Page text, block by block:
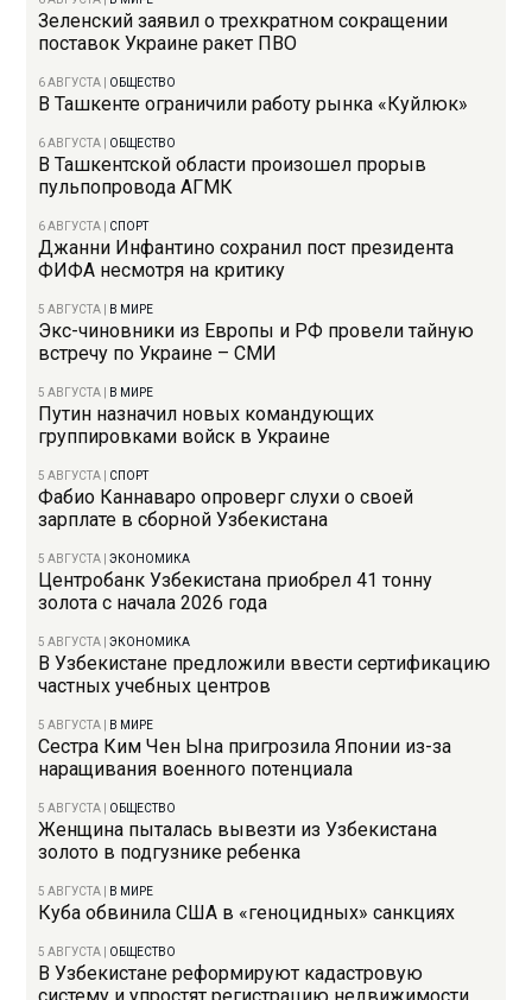
Зеленский заявил о трехкратном сокращении
поставок Украине ракет ПВО
6 АВГУСТА ОБЩЕСТВО
В Ташкенте ограничили работу рынка «Куйлюк»
6 АВГУСТА ОБЩЕСТВО
В Ташкентской области произошел прорыв
пульпопровода АГМК
6 АВГУСТА СПОРТ
Джанни Инфантино сохранил пост президента
ФИФА несмотря на критику
5 АВГУСТА В МИРЕ
Экс-чиновники из Европы и РФ провели тайную
встречу по Украине – СМИ
5 АВГУСТА В МИРЕ
Путин назначил новых командующих
группировками войск в Украине
5 АВГУСТА СПОРТ
Фабио Каннаваро опроверг слухи о своей
зарплате в сборной Узбекистана
5 АВГУСТА |ЭКОНОМИКА
Центробанк Узбекистана приобрел 41 тонну
золота с начала 2026 года
5 АВГУСТА |ЭКОНОМИКА
В Узбекистане предложили ввести сертификацию
частных учебных центров
5 АВГУСТА В МИРЕ
Сестра Ким Чен Ына пригрозила Японии из-за
наращивания военного потенциала
5 АВГУСТА ОБЩЕСТВО
Женщина пыталась вывезти из Узбекистана
золото в подгузнике ребенка
5 АВГУСТА В МИРЕ
Куба обвинила США в «геноцидных» санкциях
5 АВГУСТА ОБЩЕСТВО
В Узбекистане реформируют кадастровую